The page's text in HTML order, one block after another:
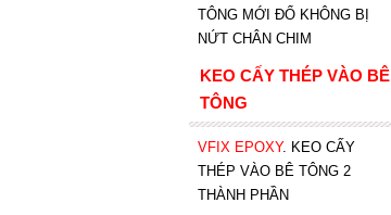
TÔNG MỚI ĐỔ KHÔNG BỊ
NỨT CHÂN CHIM
KEO CẤY THÉP VÀO BÊ
TÔNG
VFIX EPOXY. KEO CẤY
THÉP VÀO BÊ TÔNG 2
THÀNH PHẦN